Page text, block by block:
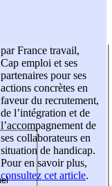
par France travail,
Cap emploi et ses
partenaires pour ses
actions concrètes en
faveur du recrutement,
de l’intégration et de
l’accompagnement de
ses collaborateurs en
situation de handicap.
Pour en savoir plus,
consultez cet article.